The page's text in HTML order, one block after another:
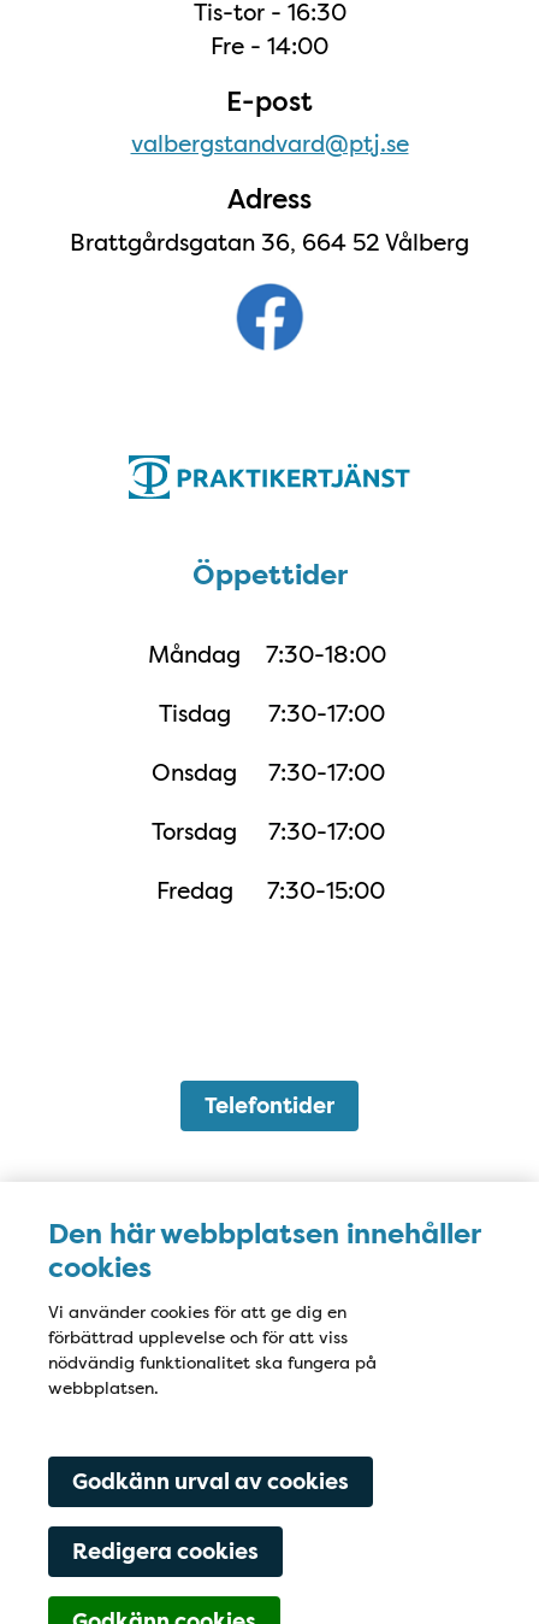
Den här webbplatsen innehåller
cookies
Vi använder cookies för att ge dig en
förbättrad upplevelse och för att viss
nödvändig funktionalitet ska fungera på
webbplatsen.
Godkänn urval av cookies
Redigera cookies
Tis-tor - 16:30
Fre - 14:00
E-post
valbergstandvard@ptj.se
Adress
Brattgårdsgatan 36, 664 52 Vålberg
Öppettider
Måndag
7:30-18:00
Tisdag
7:30-17:00
Onsdag
7:30-17:00
Torsdag
7:30-17:00
Fredag
7:30-15:00
Telefontider
Karta